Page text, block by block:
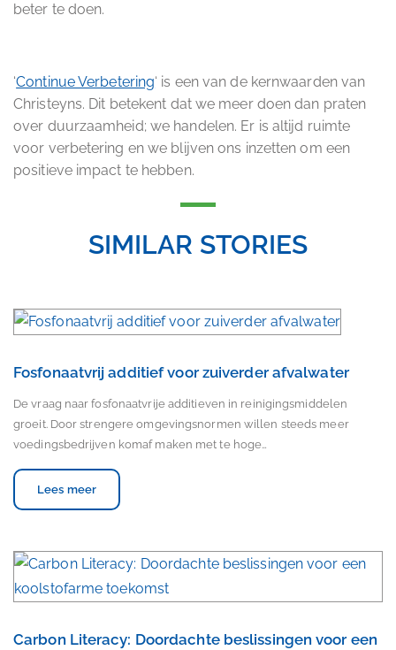
beter te doen.
‘Continue Verbetering‘ is een van de kernwaarden van
Christeyns. Dit betekent dat we meer doen dan praten
over duurzaamheid; we handelen. Er is altijd ruimte
voor verbetering en we blijven ons inzetten om een
positieve impact te hebben.
SIMILAR STORIES
Fosfonaatvrij additief voor zuiverder afvalwater
De vraag naar fosfonaatvrije additieven in reinigingsmiddelen
groeit. Door strengere omgevingsnormen willen steeds meer
voedingsbedrijven komaf maken met te hoge…
Lees meer
Carbon Literacy: Doordachte beslissingen voor een